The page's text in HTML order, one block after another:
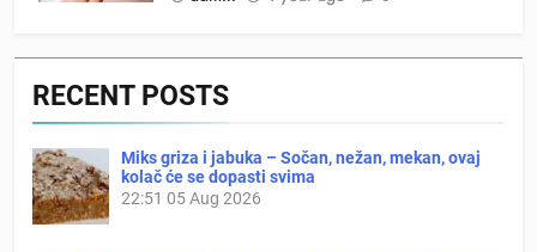
RECENT POSTS
Miks griza i jabuka – Sočan, nežan, mekan, ovaj
kolač će se dopasti svima
22:51 05 Aug 2026